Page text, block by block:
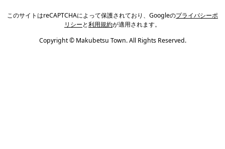
このサイトはreCAPTCHAによって保護されており、Googleのプライバシーポ
リシーと利用規約が適用されます。
Copyright © Makubetsu Town. All Rights Reserved.